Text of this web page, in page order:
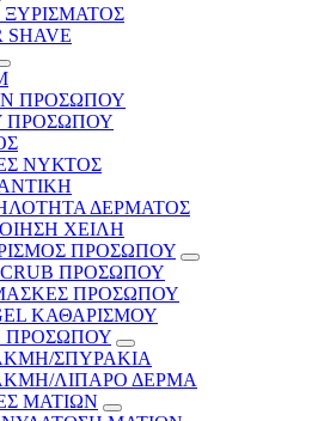
ΞΥΡΙΣΜΑΤΟΣ
SHAVE
ΠΡΟΣΩΠΟΥ
ΠΡΟΣΩΠΟΥ
ΝΥΚΤΟΣ
ΔΕΡΜΑΤΟΣ
ΧΕΙΛΗ
ΠΡΟΣΩΠΟΥ
ΠΡΟΣΩΠΟΥ
ΠΡΟΣΩΠΟΥ
ΚΑΘΑΡΙΣΜΟΥ
ΣΠΥΡΑΚΙΑ
ΛΙΠΑΡΟ ΔΕΡΜΑ
ΜΑΤΙΩΝ